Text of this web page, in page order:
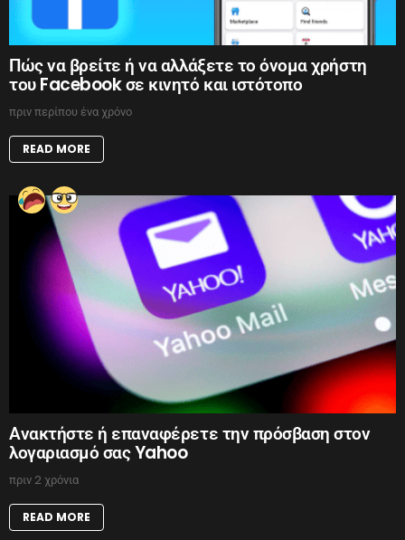
Πώς να βρείτε ή να αλλάξετε το όνομα χρήστη
του Facebook σε κινητό και ιστότοπο
πριν περίπου ένα χρόνο
READ MORE
Ανακτήστε ή επαναφέρετε την πρόσβαση στον
λογαριασμό σας Yahoo
πριν 2 χρόνια
READ MORE